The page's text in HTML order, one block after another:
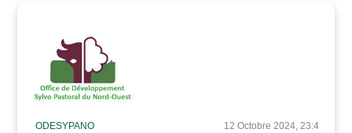
ODESYPANO 12 Octobre 2024, 23:4